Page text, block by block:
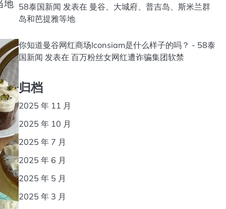
地 58泰国新闻 发表在 曼谷、大城府、普吉岛、斯米兰群
岛和芭提雅等地
你知道曼谷网红商场Iconsiam是什么样子的吗？ - 58泰
国新闻 发表在 百万粉丝女网红遭诈骗集团软禁
归档
2025 年 11 月
2025 年 10 月
2025 年 7 月
2025 年 6 月
2025 年 5 月
2025 年 3 月